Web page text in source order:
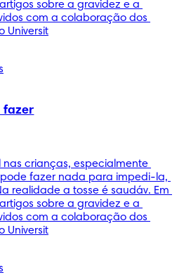
sobre a gravidez e a
com a colaboração dos
Universit
fazer
nas crianças, especialmente
fazer nada para impedi-la,
realidade a tosse é saudáv. Em
sobre a gravidez e a
com a colaboração dos
Universit